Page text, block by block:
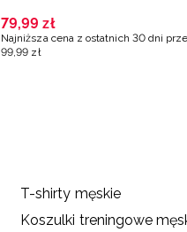
79,99 zł
Najniższa cena z ostatnich 30 dni
99 ,99 zł
T-shirty męskie
Koszulki treningowe